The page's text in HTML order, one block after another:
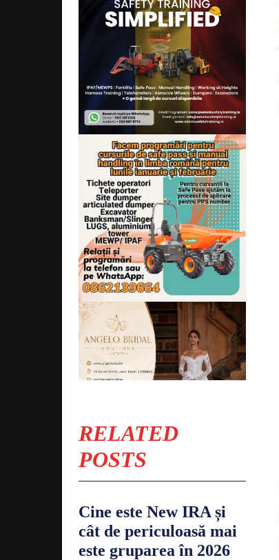
RELATED
POSTS
Cine este New IRA și
cât de periculoasă mai
este gruparea în 2026